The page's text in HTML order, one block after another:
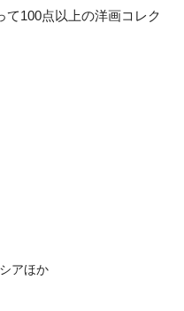
100点以上の洋画コレク
アほか